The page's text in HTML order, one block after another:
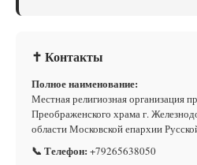
✝ Контакты
Полное наименование:
Местная религиозная организация
Преображенского храма г.
области Московской епархии
📞 Телефон: +79265638050